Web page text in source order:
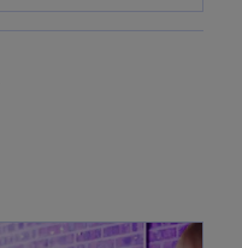
opens in a new tab